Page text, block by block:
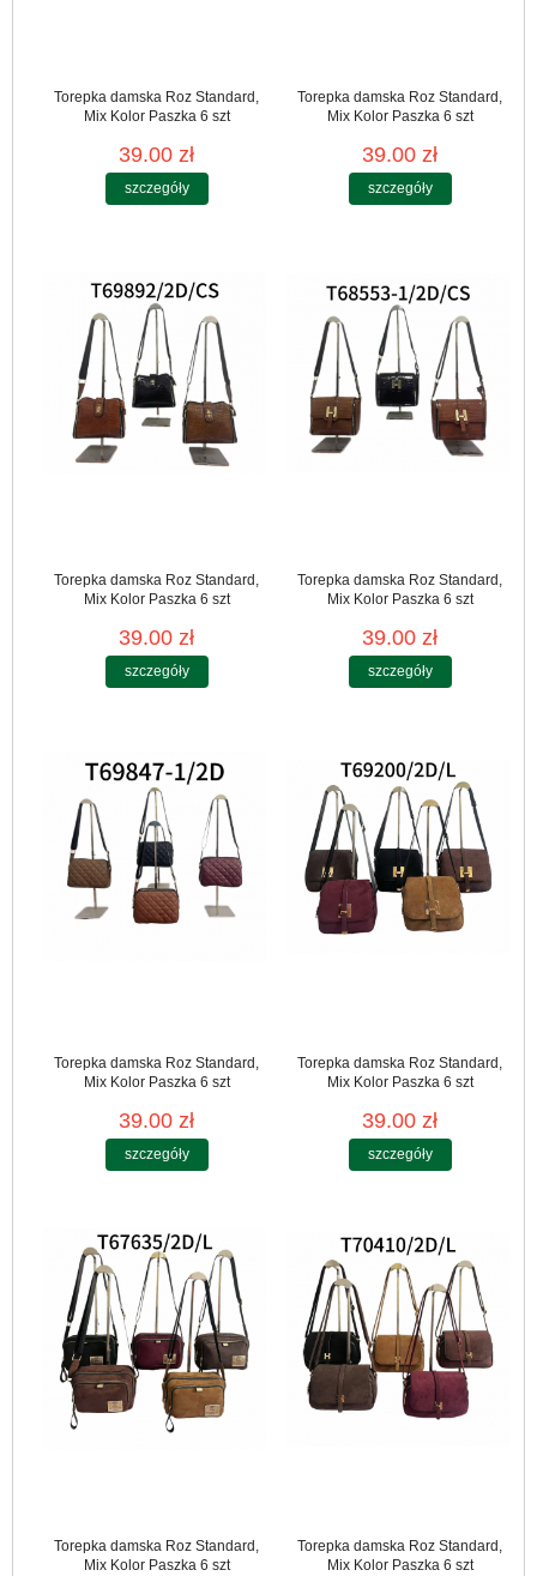
Torepka damska Roz Standard,
Mix Kolor Paszka 6 szt
39.00 zł
szczegóły
Torepka damska Roz Standard,
Mix Kolor Paszka 6 szt
39.00 zł
szczegóły
Torepka damska Roz Standard,
Mix Kolor Paszka 6 szt
39.00 zł
szczegóły
Torepka damska Roz Standard,
Mix Kolor Paszka 6 szt
39.00 zł
szczegóły
Torepka damska Roz Standard,
Mix Kolor Paszka 6 szt
39.00 zł
szczegóły
Torepka damska Roz Standard,
Mix Kolor Paszka 6 szt
39.00 zł
szczegóły
Torepka damska Roz Standard,
Mix Kolor Paszka 6 szt
Torepka damska Roz Standard,
Mix Kolor Paszka 6 szt